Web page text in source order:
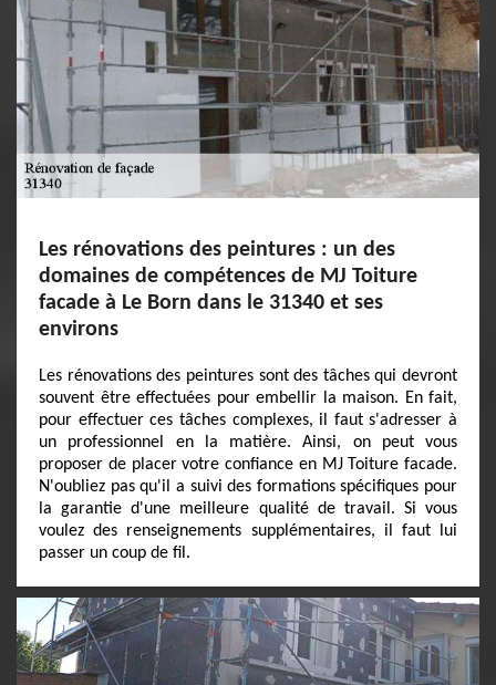
Les rénovations des peintures : un des
domaines de compétences de MJ Toiture
facade à Le Born dans le 31340 et ses
environs
Les rénovations des peintures sont des tâches qui devront
souvent être effectuées pour embellir la maison. En fait,
pour effectuer ces tâches complexes, il faut s'adresser à
un professionnel en la matière. Ainsi, on peut vous
proposer de placer votre confiance en MJ Toiture facade.
N'oubliez pas qu'il a suivi des formations spécifiques pour
la garantie d'une meilleure qualité de travail. Si vous
voulez des renseignements supplémentaires, il faut lui
passer un coup de fil.